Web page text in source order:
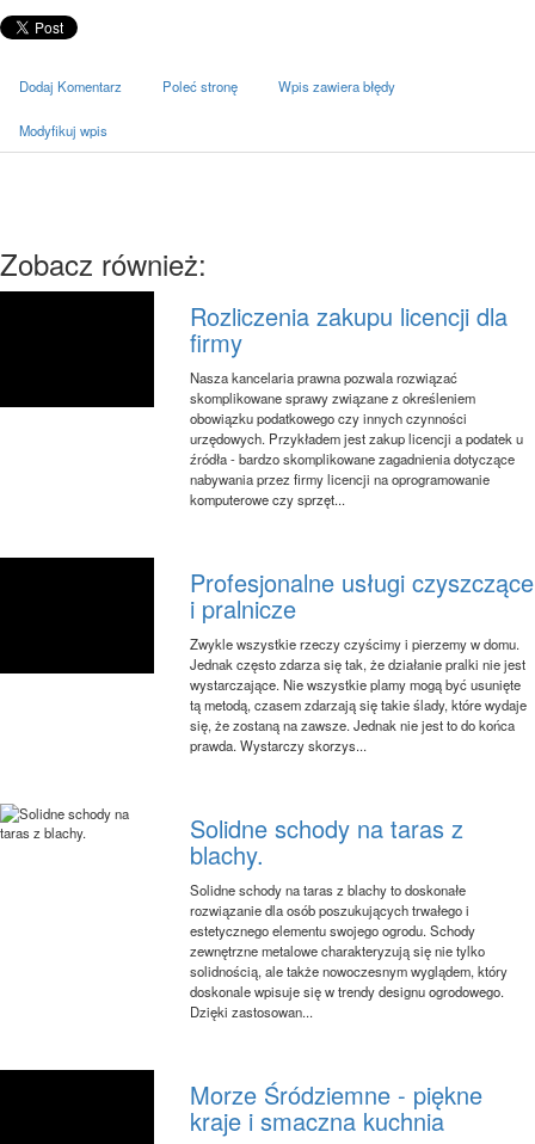
Dodaj Komentarz Poleć stronę Wpis zawiera błędy
Modyfikuj wpis
Zobacz również:
Rozliczenia zakupu licencji dla
firmy
Nasza kancelaria prawna pozwala rozwiązać
skomplikowane sprawy związane z określeniem
obowiązku podatkowego czy innych czynności
urzędowych. Przykładem jest zakup licencji a podatek u
źródła - bardzo skomplikowane zagadnienia dotyczące
nabywania przez firmy licencji na oprogramowanie
komputerowe czy sprzęt...
Profesjonalne usługi czyszczące
i pralnicze
Zwykle wszystkie rzeczy czyścimy i pierzemy w domu.
Jednak często zdarza się tak, że działanie pralki nie jest
wystarczające. Nie wszystkie plamy mogą być usunięte
tą metodą, czasem zdarzają się takie ślady, które wydaje
się, że zostaną na zawsze. Jednak nie jest to do końca
prawda. Wystarczy skorzys...
Solidne schody na taras z
blachy.
Solidne schody na taras z blachy to doskonałe
rozwiązanie dla osób poszukujących trwałego i
estetycznego elementu swojego ogrodu. Schody
zewnętrzne metalowe charakteryzują się nie tylko
solidnością, ale także nowoczesnym wyglądem, który
doskonale wpisuje się w trendy designu ogrodowego.
Dzięki zastosowan...
Morze Śródziemne - piękne
kraje i smaczna kuchnia